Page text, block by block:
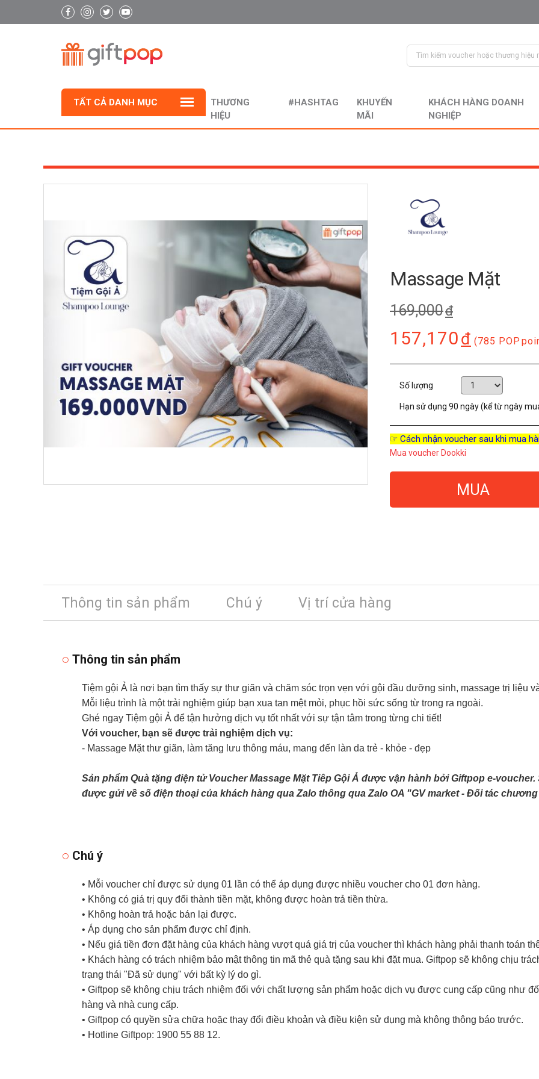
TẤT CẢ DANH MỤC
THƯƠNG
HIỆU
#HASHTAG
KHUYẾN
MÃI
KHÁCH HÀNG DOANH
NGHIỆP
Massage Mặt
169,000đ
157,170đ (785 POP
Số lượng
Hạn sử dụng 90 ngày (kể từ ngày
☞ Cách nhận voucher sau khi mua
Mua voucher Dookki
MUA
Thông tin sản phẩm Chú ý Vị trí cửa hàng
Thông tin sản phẩm
Tiệm gội Ả là nơi bạn tìm thấy sự thư giãn và chăm sóc trọn vẹn với gội đầu dưỡng sinh, massage trị liệu
Mỗi liệu trình là một trải nghiệm giúp bạn xua tan mệt mỏi, phục hồi sức sống từ trong ra ngoài.
Ghé ngay Tiệm gội Ả để tận hưởng dịch vụ tốt nhất với sự tận tâm trong từng chi tiết!
Với voucher, bạn sẽ được trải nghiệm dịch vụ:
- Massage Mặt thư giãn, làm tăng lưu thông máu, mang đến làn da trẻ - khỏe - đẹp
Sản phẩm Quà tặng điện tử Voucher Massage Mặt Tiêp Gội Ả được vận hành bởi Giftpop e-
được gửi về số điện thoại của khách hàng qua Zalo thông qua Zalo OA "GV market - Đối tác
Chú ý
• Mỗi voucher chỉ được sử dụng 01 lần có thể áp dụng được nhiều voucher cho 01 đơn hàng.
• Không có giá trị quy đổi thành tiền mặt, không được hoàn trả tiền thừa.
• Không hoàn trả hoặc bán lại được.
• Áp dụng cho sản phẩm được chỉ định.
• Nếu giá tiền đơn đặt hàng của khách hàng vượt quá giá trị của voucher thì khách hàng phải thanh toán
• Khách hàng có trách nhiệm bảo mật thông tin mã thẻ quà tặng sau khi đặt mua. Giftpop sẽ không chịu
trạng thái "Đã sử dụng" với bất kỳ lý do gì.
• Giftpop sẽ không chịu trách nhiệm đối với chất lượng sản phẩm hoặc dịch vụ được cung cấp cũng như
hàng và nhà cung cấp.
• Giftpop có quyền sửa chữa hoặc thay đổi điều khoản và điều kiện sử dụng mà không thông báo trước.
• Hotline Giftpop: 1900 55 88 12.